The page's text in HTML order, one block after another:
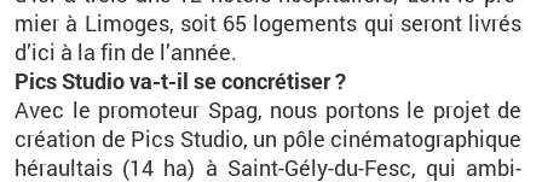
mier à Li­moges, soit 65 lo­ge­ments qui se­ront li­vrés
d’ici à la fin de l’an­née.
Pics Stu­dio va-t-il se concré­ti­ser ?
Avec le pro­mo­teur Spag, nous por­tons le pro­jet de
créa­tion de Pics Stu­dio, un pôle ci­né­ma­to­gra­phique
hé­raul­tais (14 ha) à Saint-Gély-du-Fesc, qui am­bi­